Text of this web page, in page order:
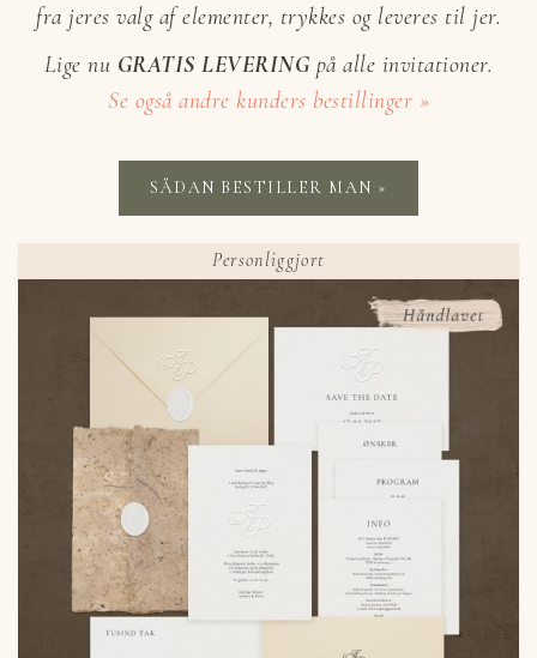
fra jeres valg af elementer, trykkes og leveres til jer.
Lige nu GRATIS LEVERING på alle invitationer.
Se også andre kunders bestillinger »
SÅDAN BESTILLER MAN »
Personliggjort